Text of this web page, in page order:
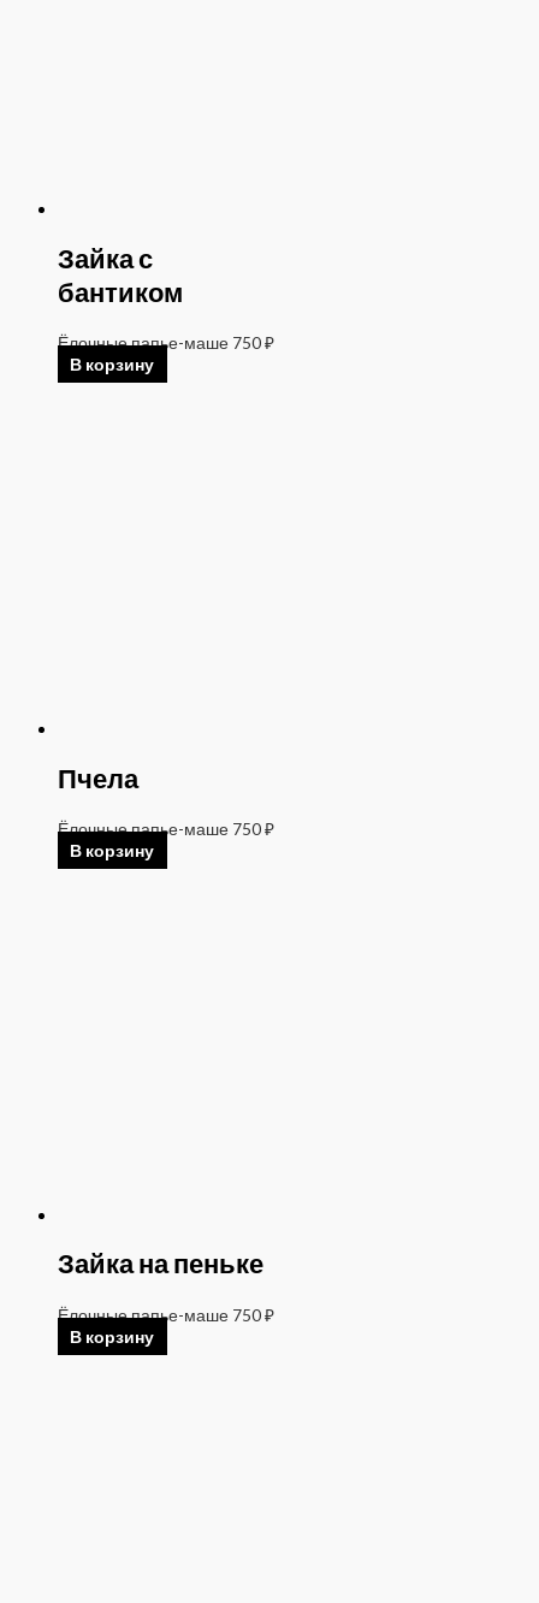
Зайка с
бантиком
Ёлочные папье-маше 750₽
В корзину
Пчела
Ёлочные папье-маше 750₽
В корзину
Зайка на пеньке
Ёлочные папье-маше 750₽
В корзину